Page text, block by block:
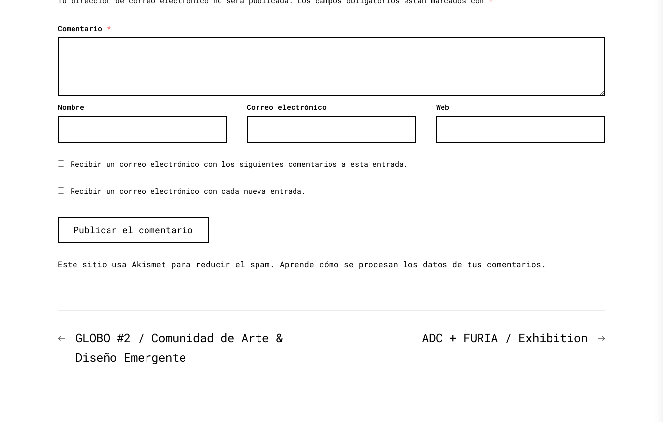
Comentario *
Nombre Correo electrónico Web
Recibir un correo electrónico con los siguientes comentarios a esta entrada.
Recibir un correo electrónico con cada nueva entrada.
Este sitio usa Akismet para reducir el spam. Aprende cómo se procesan los datos de tus comentarios.
Navegación
de
Previous
post:
GLOBO #2 / Comunidad de Arte &
Diseño Emergente
Next
ADC + FURIA / Exhibition